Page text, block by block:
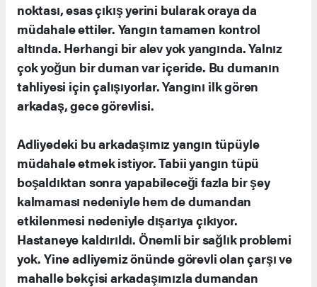
noktası, esas çıkış yerini bularak oraya da
müdahale ettiler. Yangın tamamen kontrol
altında. Herhangi bir alev yok yangında. Yalnız
çok yoğun bir duman var içeride. Bu dumanın
tahliyesi için çalışıyorlar. Yangını ilk gören
arkadaş, gece görevlisi.
Adliyedeki bu arkadaşımız yangın tüpüyle
müdahale etmek istiyor. Tabii yangın tüpü
boşaldıktan sonra yapabileceği fazla bir şey
kalmaması nedeniyle hem de dumandan
etkilenmesi nedeniyle dışarıya çıkıyor.
Hastaneye kaldırıldı. Önemli bir sağlık problemi
yok. Yine adliyemiz önünde görevli olan çarşı ve
mahalle bekçisi arkadaşımızla dumandan